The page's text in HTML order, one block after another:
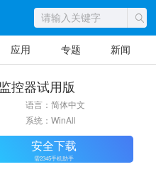
应用 专题 新闻
控器试用版
语言：简体中文
系统：WinAll
安全下载
需2345手机助手